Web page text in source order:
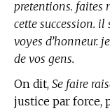
pretentions. faites
cette succession.
voyes d’honneur.
de vos gens.
On dit, Se faire
justice par force,